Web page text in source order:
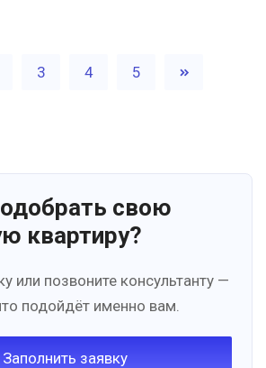
3 4 5
свою
квартиру?
или позвоните консультанту —
подойдёт именно вам.
Заполнить заявку